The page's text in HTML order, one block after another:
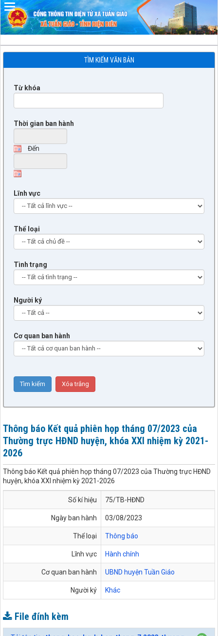
TÌM KIẾM VĂN BẢN
Từ khóa
Thời gian ban hành
Đến
Lĩnh vực
Thể loại
Tình trạng
Người ký
Cơ quan ban hành
Thông báo Kết quả phiên họp tháng 07/2023 của
Thường trực HĐND huyện, khóa XXI nhiệm kỳ 2021-
2026
Thông báo Kết quả phiên họp tháng 07/2023 của Thường trực HĐND
huyện, khóa XXI nhiệm kỳ 2021-2026
Số kí hiệu 75/TB-HĐND
Ngày ban hành 03/08/2023
Thể loại Thông báo
Lĩnh vực Hành chính
Cơ quan ban hành UBND huyện Tuần Giáo
Người ký Khác
File đính kèm
Đã kết nối EMC